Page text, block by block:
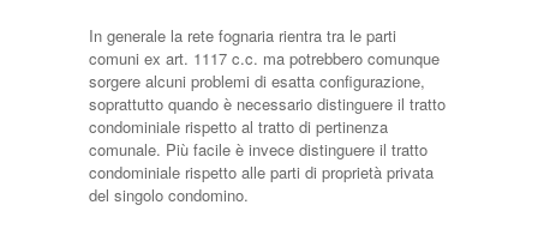
In generale la rete fognaria rientra tra le parti
comuni ex art. 1117 c.c. ma potrebbero comunque
sorgere alcuni problemi di esatta configurazione,
soprattutto quando è necessario distinguere il tratto
condominiale rispetto al tratto di pertinenza
comunale. Più facile è invece distinguere il tratto
condominiale rispetto alle parti di proprietà privata
del singolo condomino.